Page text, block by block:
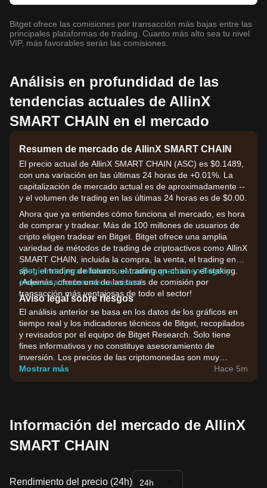
Bitget ofrece las comisiones por transacción más bajas entre las
principales plataformas de trading. Cuanto más alto sea tu nivel
VIP, más favorables serán las comisiones.
Análisis en profundidad de las
tendencias actuales de AllinX
SMART CHAIN en el mercado
Resumen de mercado de AllinX SMART CHAIN
El precio actual de AllinX SMART CHAIN (ASC) es $0.1489,
con una variación en las últimas 24 horas de +0.01%. La
capitalización de mercado actual es de aproximadamente --
y el volumen de trading en las últimas 24 horas es de $0.00.
Ahora que ya entiendes cómo funciona el mercado, es hora
de comprar y tradear. Más de 100 millones de usuarios de
cripto eligen tradear en Bitget. Bitget ofrece una amplia
variedad de métodos de trading de criptoactivos como AllinX
SMART CHAIN, incluida la compra, la venta, el trading en
spot, el trading de futuros, el trading on-chain y el staking.
¡Además, ofrece una de las tasas de comisión por
transacción más ventajosas de todo el sector!
¡Regístrate para obtener una cuenta gratuita en Bitget y
empieza a tradear ahora mismo!
Aviso legal sobre riesgos
El análisis anterior se basa en los datos de los gráficos en
tiempo real y los indicadores técnicos de Bitget, recopilados
y revisados por el equipo de Bitget Research. Solo tiene
fines informativos y no constituye asesoramiento de
inversión. Los precios de las criptomonedas son muy
volátiles. Toma tus decisiones de inversión en función de tu
tolerancia al riesgo.
Mostrar más Hace 5m
Información del mercado de AllinX
SMART CHAIN
Rendimiento del precio (24h) 24h